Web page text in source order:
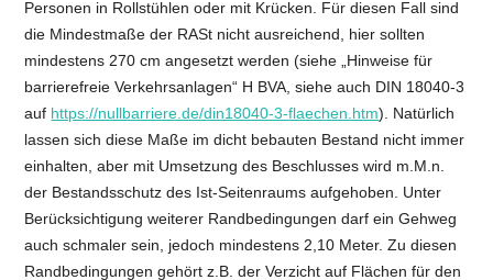
Personen in Rollstühlen oder mit Krücken. Für diesen Fall sind
die Mindestmaße der RASt nicht ausreichend, hier sollten
mindestens 270 cm angesetzt werden (siehe „Hinweise für
barrierefreie Verkehrsanlagen“ H BVA, siehe auch DIN 18040-3
auf https://nullbarriere.de/din18040-3-flaechen.htm). Natürlich
lassen sich diese Maße im dicht bebauten Bestand nicht immer
einhalten, aber mit Umsetzung des Beschlusses wird m.M.n.
der Bestandsschutz des Ist-Seitenraums aufgehoben. Unter
Berücksichtigung weiterer Randbedingungen darf ein Gehweg
auch schmaler sein, jedoch mindestens 2,10 Meter. Zu diesen
Randbedingungen gehört z.B. der Verzicht auf Flächen für den